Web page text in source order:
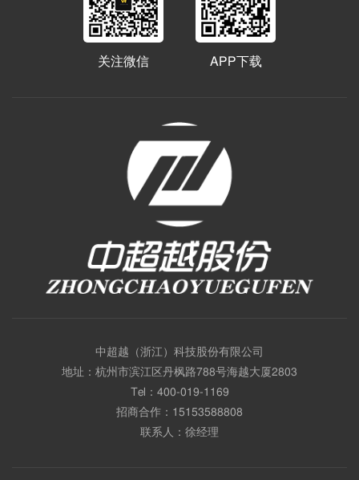
关注微信 APP下载
中超越（浙江）科技股份有限公司
地址：杭州市滨江区丹枫路788号海越大厦2803
Tel： 400-019-1169
招商合作： 15153588808
联系人：徐经理